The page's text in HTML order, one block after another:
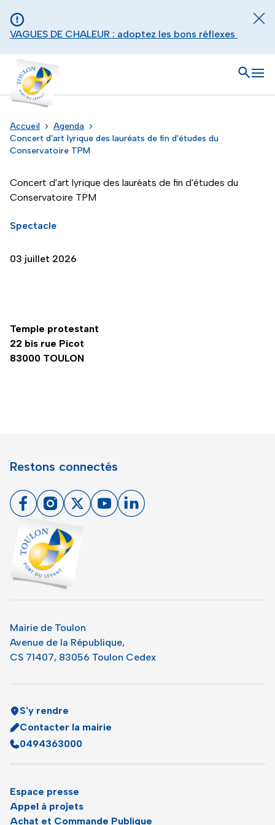
VAGUES DE CHALEUR : adoptez les bons réflexes
Toulon - Port du levant, retour à l'accueil
Ouvrir
Accueil
Agenda
Concert d'art lyrique des lauréats de fin d'études du
Conservatoire TPM
Concert d'art lyrique des lauréats de fin d'études du
Conservatoire TPM
Spectacle
03 juillet 2026
Temple protestant
22 bis rue Picot
83000 TOULON
Restons connectés
FacebookInstagram
X YoutubeLinkedin
Mairie de Toulon
Avenue de la République,
CS 71407, 83056 Toulon Cedex
S'y rendre
Contacter la mairie
0494363000
Espace presse
Appel à projets
Achat et Commande Publique